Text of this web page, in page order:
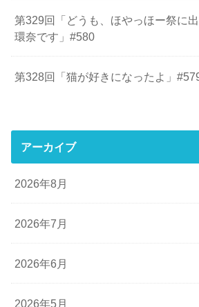
第329回「どうも、ほやっほー祭に
環奈です」#580
第328回「猫が好きになったよ」
アーカイブ
2026年8月
2026年7月
2026年6月
2026年5月